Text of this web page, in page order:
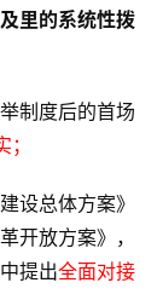
里的系统性拨
制度后的首场
；
设总体方案》
开放方案》，
提出全面对接